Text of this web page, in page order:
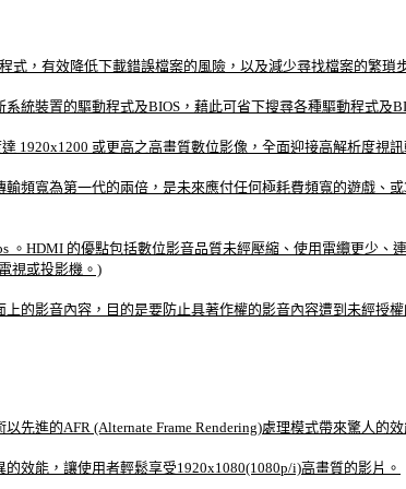
式，有效降低下載錯誤檔案的風險，以及減少尋找檔案的繁瑣
統裝置的驅動程式及BIOS，藉此可省下搜尋各種驅動程式及
1920x1200 或更高之高畫質數位影像，全面迎接高解析度視
頻寬為第一代的兩倍，是未來應付任何極耗費頻寬的遊戲、
HDMI 的優點包括數位影音品質未經壓縮、使用電纜更少
視或投影機。)
的影音內容，目的是要防止具著作權的影音內容遭到未經授
先進的AFR (Alternate Frame Rendering)處理模式帶來驚人的
效能，讓使用者輕鬆享受1920x1080(1080p/i)高畫質的影片。